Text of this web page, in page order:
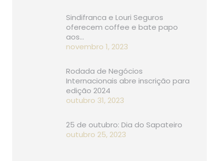
Sindifranca e Louri Seguros
oferecem coffee e bate papo
aos…
novembro 1, 2023
Rodada de Negócios
Internacionais abre inscrição para
edição 2024
outubro 31, 2023
25 de outubro: Dia do Sapateiro
outubro 25, 2023